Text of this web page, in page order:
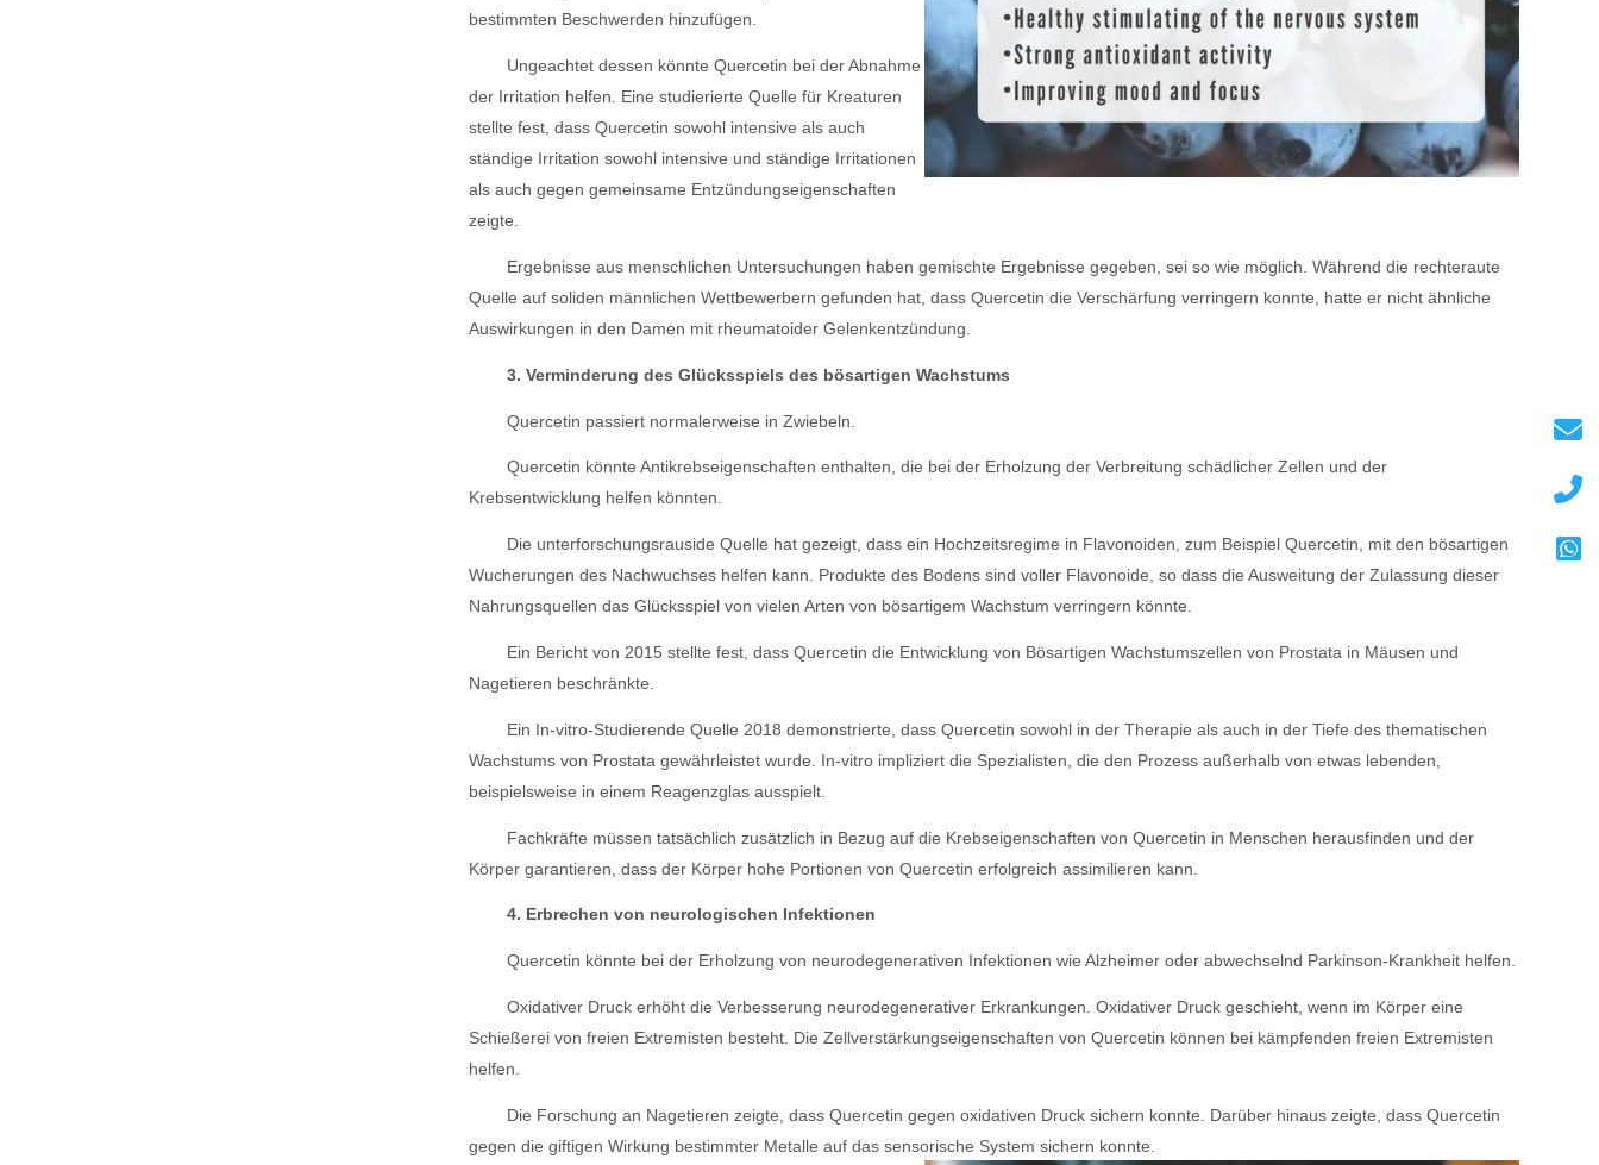
bestimmten Beschwerden hinzufügen.
Ungeachtet dessen könnte Quercetin bei der Abnahme
der Irritation helfen. Eine studierierte Quelle für Kreaturen
stellte fest, dass Quercetin sowohl intensive als auch
ständige Irritation sowohl intensive und ständige Irritationen
als auch gegen gemeinsame Entzündungseigenschaften
zeigte.
Ergebnisse aus menschlichen Untersuchungen haben gemischte Ergebnisse gegeben, sei so wie möglich. Während die rechteraute
Quelle auf soliden männlichen Wettbewerbern gefunden hat, dass Quercetin die Verschärfung verringern konnte, hatte er nicht ähnliche
Auswirkungen in den Damen mit rheumatoider Gelenkentzündung.
3. Verminderung des Glücksspiels des bösartigen Wachstums
Quercetin passiert normalerweise in Zwiebeln.
Quercetin könnte Antikrebseigenschaften enthalten, die bei der Erholzung der Verbreitung schädlicher Zellen und der
Krebsentwicklung helfen könnten.
Die unterforschungsrauside Quelle hat gezeigt, dass ein Hochzeitsregime in Flavonoiden, zum Beispiel Quercetin, mit den bösartigen
Wucherungen des Nachwuchses helfen kann. Produkte des Bodens sind voller Flavonoide, so dass die Ausweitung der Zulassung dieser
Nahrungsquellen das Glücksspiel von vielen Arten von bösartigem Wachstum verringern könnte.
Ein Bericht von 2015 stellte fest, dass Quercetin die Entwicklung von Bösartigen Wachstumszellen von Prostata in Mäusen und
Nagetieren beschränkte.
Ein In-vitro-Studierende Quelle 2018 demonstrierte, dass Quercetin sowohl in der Therapie als auch in der Tiefe des thematischen
Wachstums von Prostata gewährleistet wurde. In-vitro impliziert die Spezialisten, die den Prozess außerhalb von etwas lebenden,
beispielsweise in einem Reagenzglas ausspielt.
Fachkräfte müssen tatsächlich zusätzlich in Bezug auf die Krebseigenschaften von Quercetin in Menschen herausfinden und der
Körper garantieren, dass der Körper hohe Portionen von Quercetin erfolgreich assimilieren kann.
4. Erbrechen von neurologischen Infektionen
Quercetin könnte bei der Erholzung von neurodegenerativen Infektionen wie Alzheimer oder abwechselnd Parkinson-Krankheit helfen.
Oxidativer Druck erhöht die Verbesserung neurodegenerativer Erkrankungen. Oxidativer Druck geschieht, wenn im Körper eine
Schießerei von freien Extremisten besteht. Die Zellverstärkungseigenschaften von Quercetin können bei kämpfenden freien Extremisten
helfen.
Die Forschung an Nagetieren zeigte, dass Quercetin gegen oxidativen Druck sichern konnte. Darüber hinaus zeigte, dass Quercetin
gegen die giftigen Wirkung bestimmter Metalle auf das sensorische System sichern konnte.